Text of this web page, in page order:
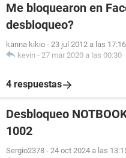
Me bloquearon en
desbloqueo?
kanna kikio - 23 jul 2012 a las 17:16
kevin - 27 mar 2020 a las 00:30
4 respuestas
Desbloqueo
1002
Sergio2378 - 24 oct 2024 a las